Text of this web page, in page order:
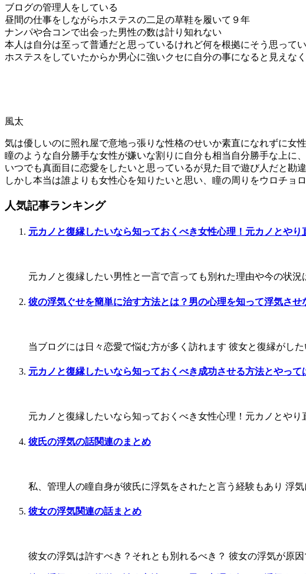
ブログの管理人をしている
昼間の仕事をしながらホステスの二足の草鞋を履いて９年
ナンパや合コンで出会った男性の数は計り知れない
本人は自分は至って普通だと思っているけれど何を根拠にそう思って
ホステスをしていたからか男心に強いクセに自分の事になると見えな
風太
気は優しいのに照れ屋で意地っ張りな性格のせいか素直になれずに女
瞳のような自分勝手な女性が嫌いな割りに自分も相当自分勝手な上に
いつでも真面目に恋愛をしたいと思っているが見た目で遊び人だと勘
しかし本当は誰よりも女性心を知りたいと思い、瞳の周りをウロチョ
人気記事ランキング
元カノと復縁したいなら知っておくべき女性心理！元カノとやり
元カノと復縁したい男性と一言で言っても別れた理由や今の状
彼の浮気ぐせを簡単に治す方法とは？男の心理を知って浮気させ
当ブログには日々恋愛で悩む方が多く訪れます 彼女と復縁がし
元カノと復縁したいなら知っておくべき成功させる方法とやって
元カノと復縁したいなら知っておくべき女性心理！元カノとや
彼氏の浮気の話関連のまとめ
私、管理人の瞳自身が彼氏に浮気をされたと言う経験もあり 浮
彼女の浮気関連の話まとめ
彼女の浮気は許すべき？それとも別れるべき？ 彼女の浮気が原